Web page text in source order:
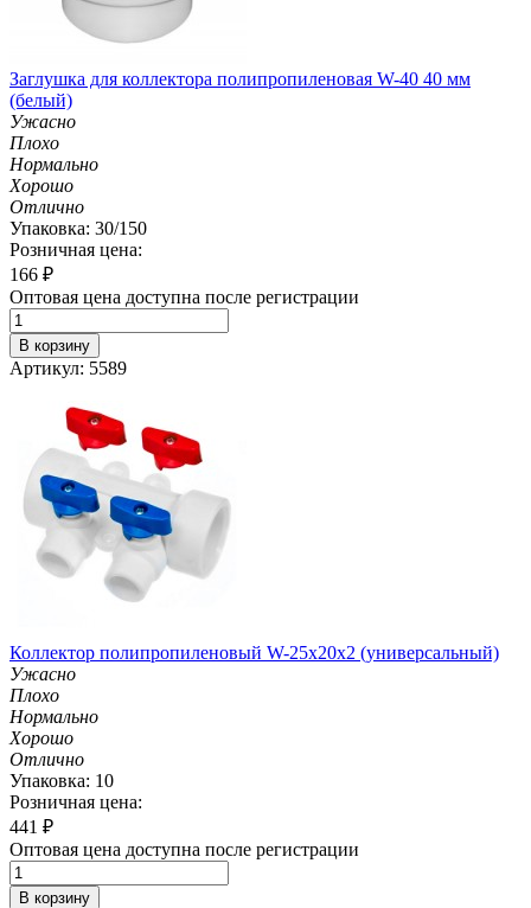
Заглушка для коллектора полипропиленовая W-40 40 мм
(белый)
Ужасно
Плохо
Нормально
Хорошо
Отлично
Упаковка: 30/150
Розничная цена:
166 ₽
Оптовая цена доступна после регистрации
В корзину
Артикул: 5589
Коллектор полипропиленовый W-25х20х2 (универсальный)
Ужасно
Плохо
Нормально
Хорошо
Отлично
Упаковка: 10
Розничная цена:
441 ₽
Оптовая цена доступна после регистрации
В корзину